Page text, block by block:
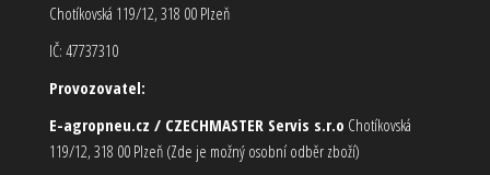
Chotíkovská 119/12, 318 00 Plzeň
IČ: 47737310
Provozovatel:
E-agropneu.cz / CZECHMASTER Servis s.r.o Chotíkovská
119/12, 318 00 Plzeň (Zde je možný osobní odběr zboží)